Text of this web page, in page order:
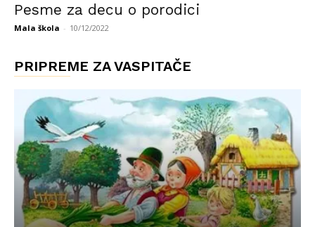
Pesme za decu o porodici
Mala škola - 10/12/2022
PRIPREME ZA VASPITAČE